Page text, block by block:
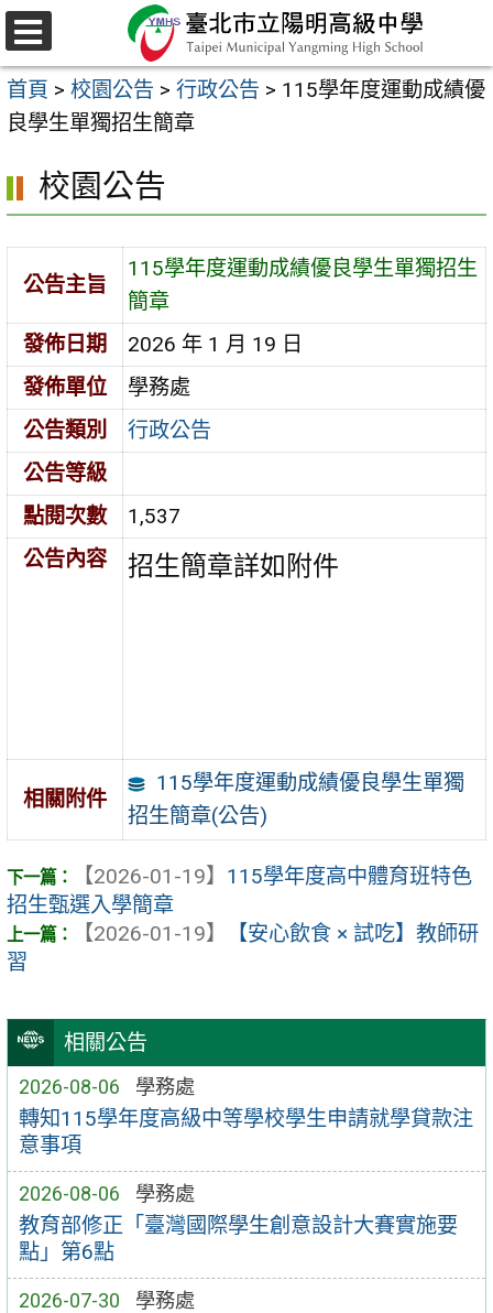
跳
至
主
要
容
區
選
單
首頁 > 校園公告 > 行政公告 > 115學年度運動成績優
良學生單獨招生簡章
相關公告
2026-08-06 學務處
轉知115學年度高級中等學校學生申請就學貸款注
意事項
2026-08-06 學務處
教育部修正「臺灣國際學生創意設計大賽實施要
點」第6點
2026-07-30 學務處
校園公告
公告主旨
115學年度運動成績優良學生單獨招生
簡章
發佈日期
2026 年 1 月 19 日
發佈單位
學務處
公告類別
行政公告
公告等級
點閱次數
1,537
公告內容
招生簡章詳如附件
相關附件
115學年度運動成績優良學生單獨
招生簡章(公告)
【2026-01-19】 115學年度高中體育班特色
招生甄選入學簡章
【2026-01-19】
【安心飲食 × 試吃】教師研
習